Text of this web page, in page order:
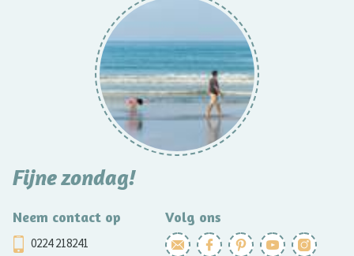
Fijne zondag!
Neem contact op
0224 218241
Volg ons